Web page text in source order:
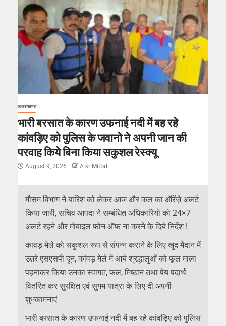
उत्तराखण्ड
भारी बरसात के कारण उफनाई नदी में बह रहे
कांवड़िए को पुलिस के जवानो ने अपनी जान की
परवाह किये बिना किया सकुशल रेस्क्यू
August 9, 2026 A kr Mittal
मौसम विभाग ने बारिश को लेकर आज और कल का ऑरेंज़े अलर्ट
किया जारी, सचिव आपदा ने सम्बंधित अधिकारियो को 24×7
अलर्ट रहने और मोबाइल फोन ऑफ ना करने के दिये निर्देश !
कावड़ मेले को सकुशल रूप से संपन्न कराने के लिए खुद मैदान में
उतरे एसएसपी दून, कांवड़ मेले में आये श्रद्धालुओं को फूल माला
पहनाकर किया उनका स्वागत, फल, मिष्ठान तथा पेय पदार्थ
वितरित कर सुरक्षित एवं सुगम यात्रा के लिए दी अपनी
शुभकामनाएं
भारी बरसात के कारण उफनाई नदी में बह रहे कांवड़िए को पुलिस